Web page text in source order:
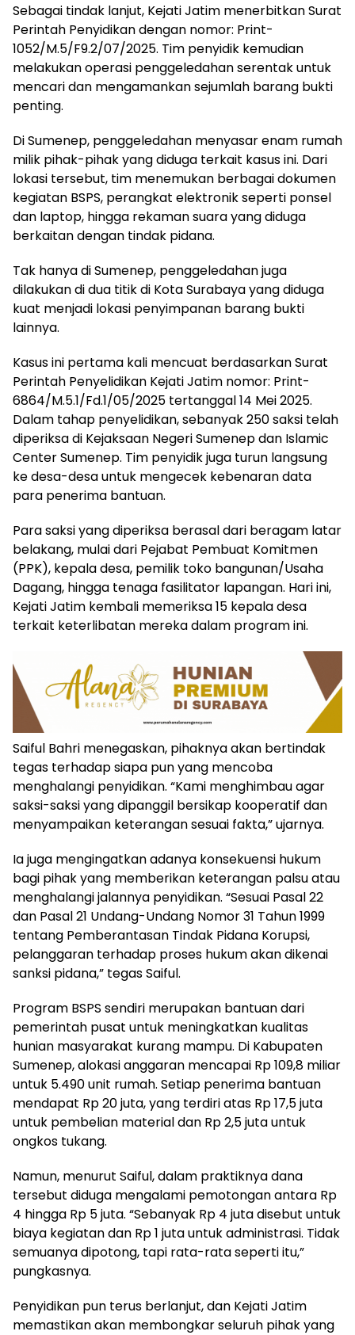
Sebagai tindak lanjut, Kejati Jatim menerbitkan Surat
Perintah Penyidikan dengan nomor: Print-
1052/M.5/F9.2/07/2025. Tim penyidik kemudian
melakukan operasi penggeledahan serentak untuk
mencari dan mengamankan sejumlah barang bukti
penting.
Di Sumenep, penggeledahan menyasar enam rumah
milik pihak-pihak yang diduga terkait kasus ini. Dari
lokasi tersebut, tim menemukan berbagai dokumen
kegiatan BSPS, perangkat elektronik seperti ponsel
dan laptop, hingga rekaman suara yang diduga
berkaitan dengan tindak pidana.
Tak hanya di Sumenep, penggeledahan juga
dilakukan di dua titik di Kota Surabaya yang diduga
kuat menjadi lokasi penyimpanan barang bukti
lainnya.
Kasus ini pertama kali mencuat berdasarkan Surat
Perintah Penyelidikan Kejati Jatim nomor: Print-
6864/M.5.1/Fd.1/05/2025 tertanggal 14 Mei 2025.
Dalam tahap penyelidikan, sebanyak 250 saksi telah
diperiksa di Kejaksaan Negeri Sumenep dan Islamic
Center Sumenep. Tim penyidik juga turun langsung
ke desa-desa untuk mengecek kebenaran data
para penerima bantuan.
Para saksi yang diperiksa berasal dari beragam latar
belakang, mulai dari Pejabat Pembuat Komitmen
(PPK), kepala desa, pemilik toko bangunan/Usaha
Dagang, hingga tenaga fasilitator lapangan. Hari ini,
Kejati Jatim kembali memeriksa 15 kepala desa
terkait keterlibatan mereka dalam program ini.
Saiful Bahri menegaskan, pihaknya akan bertindak
tegas terhadap siapa pun yang mencoba
menghalangi penyidikan. “Kami menghimbau agar
saksi-saksi yang dipanggil bersikap kooperatif dan
menyampaikan keterangan sesuai fakta,” ujarnya.
Ia juga mengingatkan adanya konsekuensi hukum
bagi pihak yang memberikan keterangan palsu atau
menghalangi jalannya penyidikan. “Sesuai Pasal 22
dan Pasal 21 Undang-Undang Nomor 31 Tahun 1999
tentang Pemberantasan Tindak Pidana Korupsi,
pelanggaran terhadap proses hukum akan dikenai
sanksi pidana,” tegas Saiful.
Program BSPS sendiri merupakan bantuan dari
pemerintah pusat untuk meningkatkan kualitas
hunian masyarakat kurang mampu. Di Kabupaten
Sumenep, alokasi anggaran mencapai Rp 109,8 miliar
untuk 5.490 unit rumah. Setiap penerima bantuan
mendapat Rp 20 juta, yang terdiri atas Rp 17,5 juta
untuk pembelian material dan Rp 2,5 juta untuk
ongkos tukang.
Namun, menurut Saiful, dalam praktiknya dana
tersebut diduga mengalami pemotongan antara Rp
4 hingga Rp 5 juta. “Sebanyak Rp 4 juta disebut untuk
biaya kegiatan dan Rp 1 juta untuk administrasi. Tidak
semuanya dipotong, tapi rata-rata seperti itu,”
pungkasnya.
Penyidikan pun terus berlanjut, dan Kejati Jatim
memastikan akan membongkar seluruh pihak yang